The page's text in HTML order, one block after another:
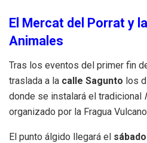
El Mercat del Porrat y
Animales
Tras los eventos del primer fin
traslada a la calle Sagunto los
donde se instalará el tradicional
organizado por la Fragua
El punto álgido llegará el